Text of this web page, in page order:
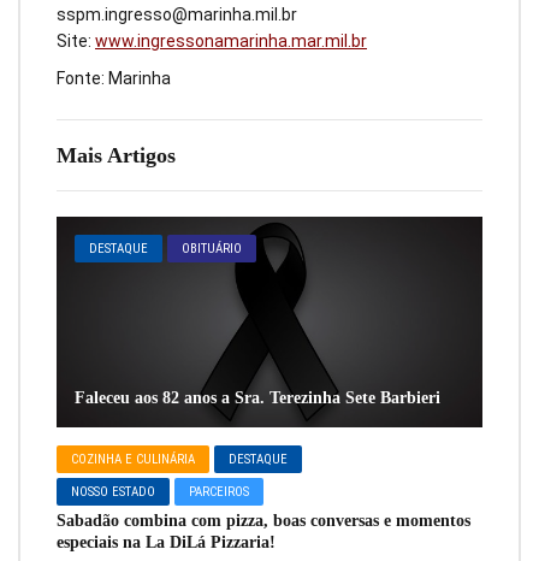
Mais Artigos
DESTAQUE OBITUÁRIO
Faleceu aos 82 anos a Sra. Terezinha Sete Barbieri
COZINHA E CULINÁRIA DESTAQUE
NOSSO ESTADO PARCEIROS
Sabadão combina com pizza, boas conversas e momentos
especiais na La DiLá Pizzaria!
sspm.ingresso@marinha.mil.br
Site: www.ingressonamarinha.mar.mil.br
Fonte: Marinha